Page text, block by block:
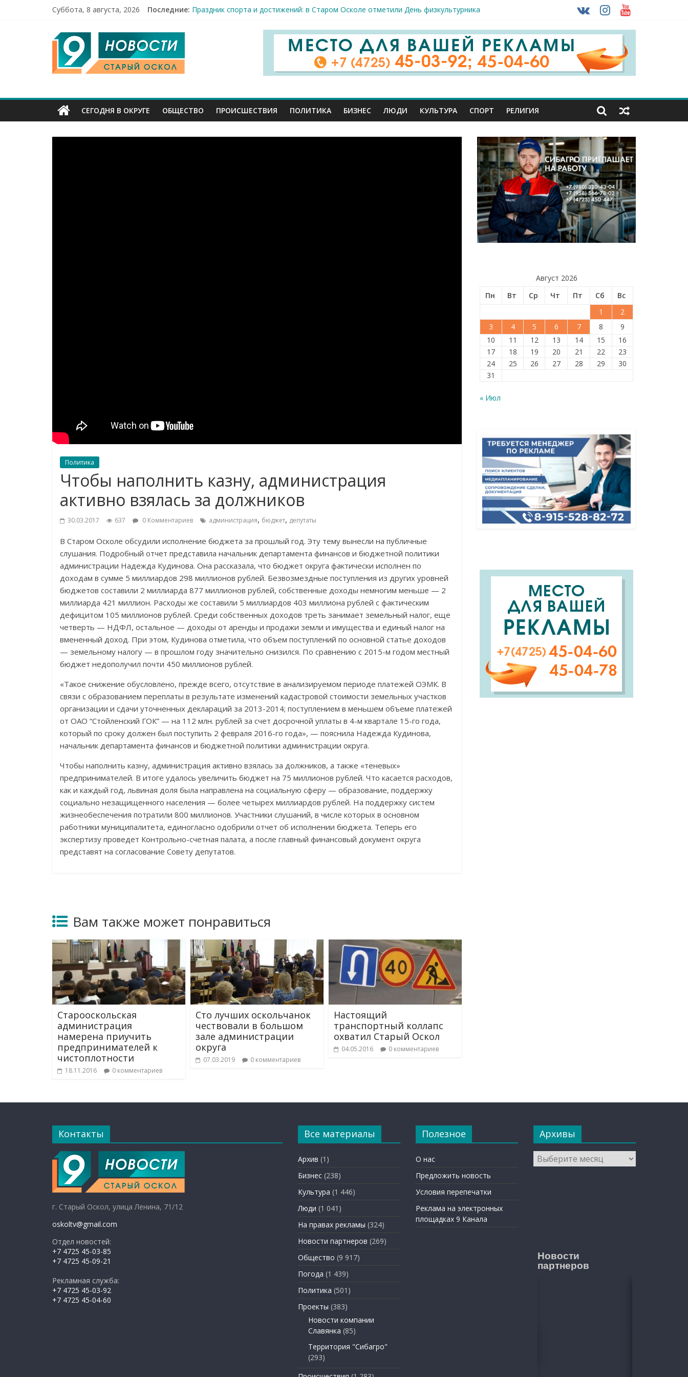
Суббота, 8 августа, 2026 Последние:
Праздник спорта и достижений: в Старом Осколе отметили День физкультурника
12 человек пострадали сегодня при новых ударах ВСУ по нашему региону
49,5 млн руб. похитили мошенники у жителей Белгородчины под предлогом ввоза машин из-за рубежа
9
Канал
Старый
Оскол
СЕГОДНЯ В ОКРУГЕ ОБЩЕСТВО ПРОИСШЕСТВИЯ ПОЛИТИКА БИЗНЕС ЛЮДИ КУЛЬТУРА СПОРТ РЕЛИГИЯ
Политика
Чтобы наполнить казну, администрация
активно взялась за должников
30.03.2017 637 0 Комментариев администрация, бюджет, депутаты
В Старом Осколе обсудили исполнение бюджета за прошлый год. Эту тему вынесли на публичные
слушания. Подробный отчет представила начальник департамента финансов и бюджетной политики
администрации Надежда Кудинова. Она рассказала, что бюджет округа фактически исполнен по
доходам в сумме 5 миллиардов 298 миллионов рублей. Безвозмездные поступления из других уровней
бюджетов составили 2 миллиарда 877 миллионов рублей, собственные доходы немногим меньше — 2
миллиарда 421 миллион. Расходы же составили 5 миллиардов 403 миллиона рублей с фактическим
дефицитом 105 миллионов рублей. Среди собственных доходов треть занимает земельный налог, еще
четверть — НДФЛ, остальное — доходы от аренды и продажи земли и имущества и единый налог на
вмененный доход. При этом, Кудинова отметила, что объем поступлений по основной статье доходов
— земельному налогу — в прошлом году значительно снизился. По сравнению с 2015-м годом местный
бюджет недополучил почти 450 миллионов рублей.
«Такое снижение обусловлено, прежде всего, отсутствие в анализируемом периоде платежей ОЭМК. В
связи с образованием переплаты в результате изменений кадастровой стоимости земельных участков
организации и сдачи уточненных деклараций за 2013-2014; поступлением в меньшем объеме платежей
от ОАО “Стойленский ГОК” — на 112 млн. рублей за счет досрочной уплаты в 4-м квартале 15-го года,
который по сроку должен был поступить 2 февраля 2016-го года», — пояснила Надежда Кудинова,
начальник департамента финансов и бюджетной политики администрации округа.
Чтобы наполнить казну, администрация активно взялась за должников, а также «теневых»
предпринимателей. В итоге удалось увеличить бюджет на 75 миллионов рублей. Что касается расходов,
как и каждый год, львиная доля была направлена на социальную сферу — образование, поддержку
социально незащищенного населения — более четырех миллиардов рублей. На поддержку систем
жизнеобеспечения потратили 800 миллионов. Участники слушаний, в числе которых в основном
работники муниципалитета, единогласно одобрили отчет об исполнении бюджета. Теперь его
экспертизу проведет Контрольно-счетная палата, а после главный финансовый документ округа
представят на согласование Совету депутатов.
Вам также может понравиться
Старооскольская
администрация
намерена приучить
предпринимателей к
чистоплотности
18.11.2016 0 комментариев
Сто лучших оскольчанок
чествовали в большом
зале администрации
округа
07.03.2019 0 комментариев
Настоящий
транспортный коллапс
охватил Старый Оскол
04.05.2016 0 комментариев
Август 2026
Пн
Вт Ср Чт Пт Сб
Вс
1
2
3
4 5 6 7 8
9
10
11 12 13 14 15
16
17
18 19 20 21 22
23
24
25 26 27 28 29
30
31
« Июл
Контакты
г. Старый Оскол, улица Ленина, 71/12
oskoltv@gmail.com
Отдел новостей:
+7 4725 45-03-85
+7 4725 45-09-21
Рекламная служба:
+7 4725 45-03-92
+7 4725 45-04-60
Все материалы
Архив (1)
Бизнес (238)
Культура (1 446)
Люди (1 041)
На правах рекламы (324)
Новости партнеров (269)
Общество (9 917)
Погода (1 439)
Политика (501)
Проекты (383)
Новости компании
Славянка (85)
Территория "Сибагро"
(293)
Полезное
О нас
Предложить новость
Условия перепечатки
Реклама на электронных
площадках 9 Канала
Архивы
Архивы
Новости
партнеров